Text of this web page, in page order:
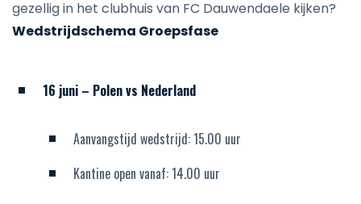
gezellig in het clubhuis van FC Dauwendaele kijken?
Wedstrijdschema Groepsfase
16 juni – Polen vs Nederland
Aanvangstijd wedstrijd: 15.00 uur
Kantine open vanaf: 14.00 uur